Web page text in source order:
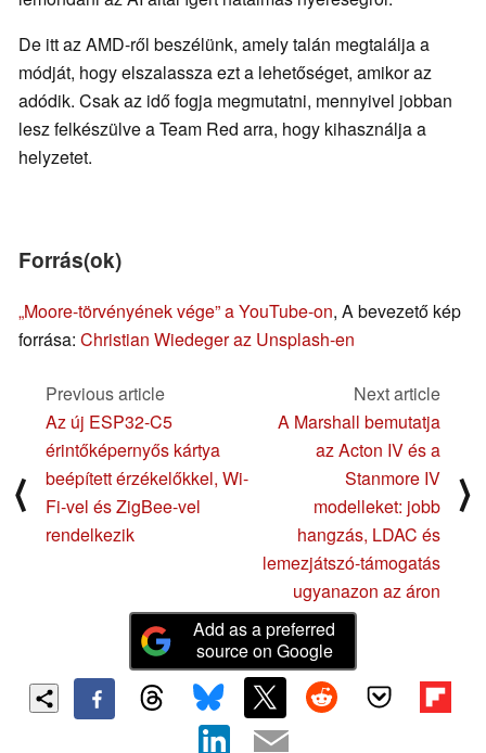
De itt az AMD-ről beszélünk, amely talán megtalálja a
módját, hogy elszalassza ezt a lehetőséget, amikor az
adódik. Csak az idő fogja megmutatni, mennyivel jobban
lesz felkészülve a Team Red arra, hogy kihasználja a
helyzetet.
Forrás(ok)
„Moore-törvényének vége” a YouTube-on, A bevezető kép
forrása: Christian Wiedeger az Unsplash-en
⟨
Previous article
Az új ESP32-C5
érintőképernyős kártya
beépített érzékelőkkel, Wi-
Fi-vel és ZigBee-vel
rendelkezik
Next article
A Marshall bemutatja
az Acton IV és a
Stanmore IV
modelleket: jobb
hangzás, LDAC és
lemezjátszó-támogatás
ugyanazon az áron
⟩
Add as a preferred
source on Google